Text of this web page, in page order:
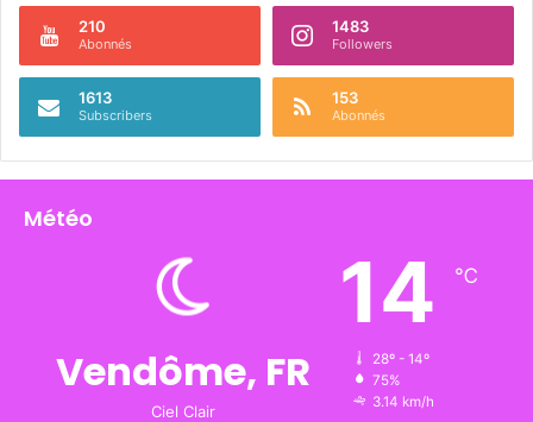
210
Abonnés
1483
Followers
1613
Subscribers
153
Abonnés
Météo
Vendôme, FR
Ciel Clair
14 ℃
28º - 14º
75%
3.14 km/h